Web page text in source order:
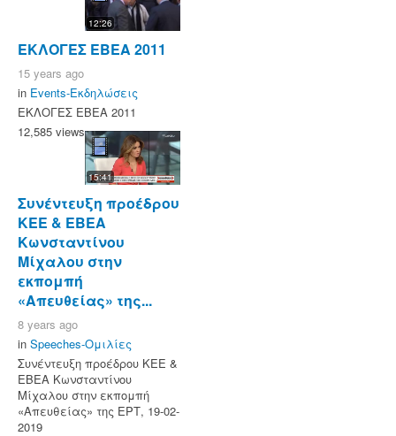
12:26
ΕΚΛΟΓΕΣ ΕΒΕΑ 2011
15 years ago
in Events-Εκδηλώσεις
ΕΚΛΟΓΕΣ ΕΒΕΑ 2011
12,585 views
15:41
Συνέντευξη προέδρου
ΚΕΕ & ΕΒΕΑ
Κωνσταντίνου
Μίχαλου στην
εκπομπή
«Απευθείας» της...
8 years ago
in Speeches-Ομιλίες
Συνέντευξη προέδρου ΚΕΕ &
ΕΒΕΑ Κωνσταντίνου
Μίχαλου στην εκπομπή
«Απευθείας» της ΕΡΤ, 19-02-
2019